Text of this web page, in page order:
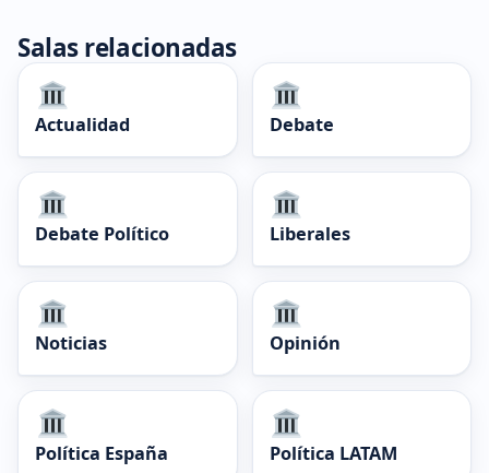
Salas relacionadas
Actualidad Debate
Debate Político Liberales
Noticias Opinión
Política España Política LATAM